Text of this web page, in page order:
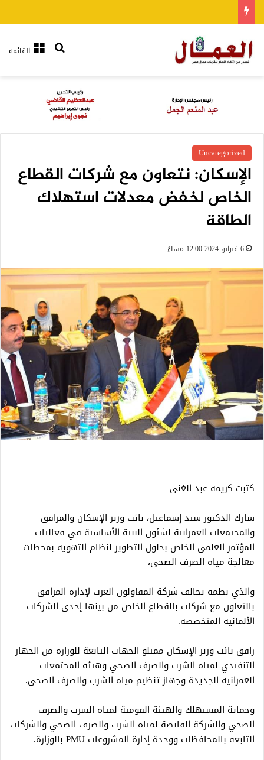
القائمةبحث عن
Uncategorized
الإسكان: نتعاون مع شركات القطاع
الخاص لخفض معدلات استهلاك
الطاقة
6 فبراير، 2024 12:00 مساءً
كتبت كريمة عبد الغنى
شارك الدكتور سيد إسماعيل، نائب وزير الإسكان والمرافق
والمجتمعات العمرانية لشئون البنية الأساسية في فعاليات
المؤتمر العلمي الخاص بحلول التطوير لنظام التهوية بمحطات
معالجة مياه الصرف الصحي،
والذي نظمه تحالف شركة المقاولون العرب لإدارة المرافق
بالتعاون مع شركات بالقطاع الخاص من بينها إحدى الشركات
الألمانية المتخصصة.
رافق نائب وزير الإسكان ممثلو الجهات التابعة للوزارة من الجهاز
التنفيذي لمياه الشرب والصرف الصحي وهيئة المجتمعات
العمرانية الجديدة وجهاز تنظيم مياه الشرب والصرف الصحي.
وحماية المستهلك والهيئة القومية لمياه الشرب والصرف
الصحي والشركة القابضة لمياه الشرب والصرف الصحي والشركات
التابعة بالمحافظات ووحدة إدارة المشروعات PMU بالوزارة.